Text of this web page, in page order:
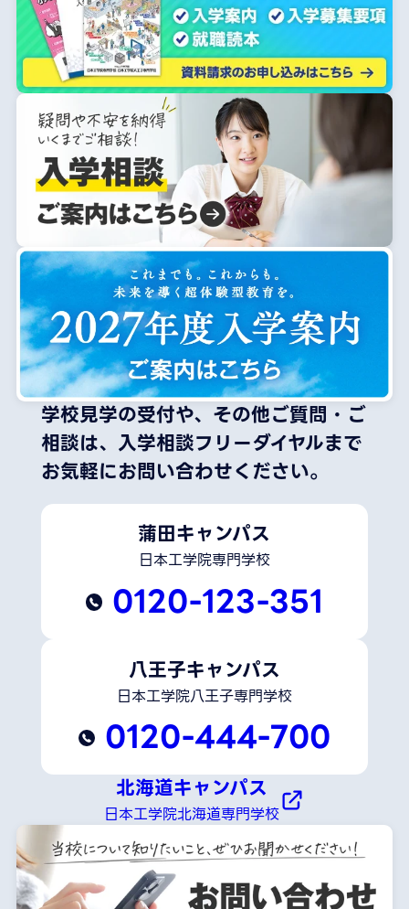
学校見学の受付や、その他ご質問・ご
相談は、 入学相談フリーダイヤルまで
お気軽にお問い合わせください。
蒲田キャンパス
日本工学院専門学校
0120-123-351
八王子キャンパス
日本工学院八王子専門学校
0120-444-700
北海道キャンパス
日本工学院北海道専門学校